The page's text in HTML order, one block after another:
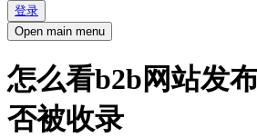
登录
Open main menu
怎么看b2b网站发
否被收录